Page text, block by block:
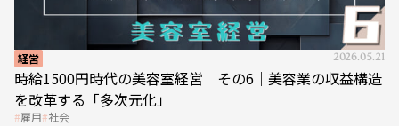
経営 2026.05.21
時給1500円時代の美容室経営 その6｜美容業の収益構造
を改革する「多次元化」
雇用 社会